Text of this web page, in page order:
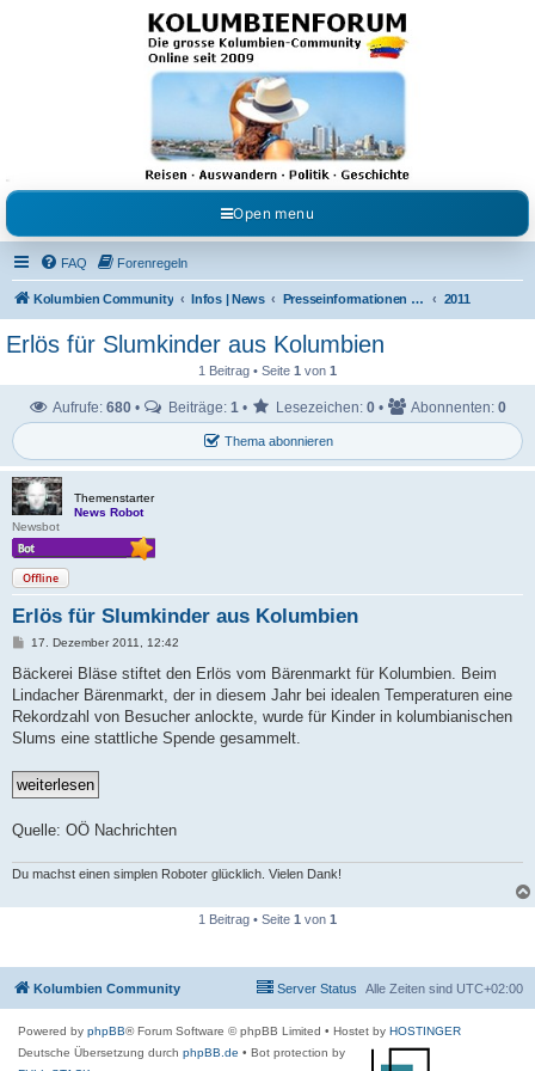
Kolumbienforum - Das
grosse Forum der
Freunde Kolumbiens
Reisen, Auswandern, Kultur, Politik, Geschichte und Visum in Kolumbien und Venezuela.
Austausch, Erfahrungen und Gemeinschaft im Kolumbienforum
Open menu
FAQ Forenregeln
Kolumbien Community Infos | News Presseinformationen & Neuigkeiten 2011
Erlös für Slumkinder aus Kolumbien
1 Beitrag • Seite 1 von 1
Thema abonnieren
Aufrufe: 680 • Beiträge: 1 • Lesezeichen: 0 • Abonnenten: 0
Themenstarter
News Robot
Newsbot
Offline
Erlös für Slumkinder aus Kolumbien
B
i
r
a
17. Dezember 2011, 12:42
Bäckerei Bläse stiftet den Erlös vom Bärenmarkt für Kolumbien. Beim
Lindacher Bärenmarkt, der in diesem Jahr bei idealen Temperaturen eine
Rekordzahl von Besucher anlockte, wurde für Kinder in kolumbianischen
Slums eine stattliche Spende gesammelt.
Quelle: OÖ Nachrichten
Du machst einen simplen Roboter glücklich. Vielen Dank!
1 Beitrag • Seite 1 von 1
Kolumbien Community Alle Zeiten sind UTC+02:00
Server Status
Powered by phpBB® Forum Software © phpBB Limited • Hostet by HOSTINGER
Deutsche Übersetzung durch phpBB.de • Bot protection by